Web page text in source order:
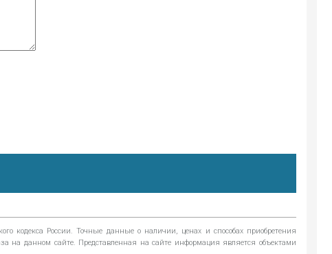
кодекса России. Точные данные о наличии, ценах и способах приобретения
на данном сайте. Представленная на сайте информация является объектами